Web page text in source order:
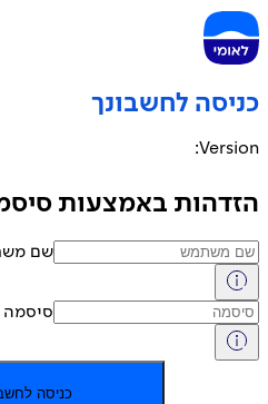
לחשבונך
באמצעות סיסמה
שם
סיסמה
כניסה לחשבון